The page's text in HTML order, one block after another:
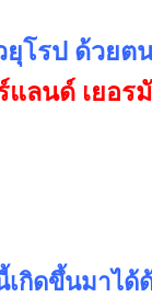
ยุโรป ด้วยต
แลนด์ เยอร
ดขึ้นมาได้ด้